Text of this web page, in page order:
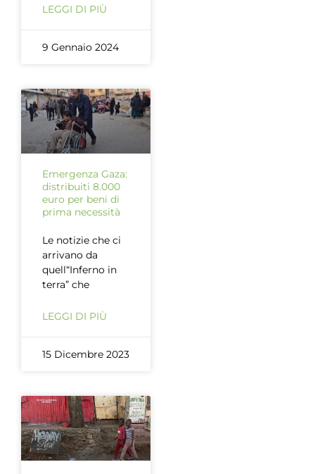
LEGGI DI PIÙ
9 Gennaio 2024
Emergenza Gaza:
distribuiti 8.000
euro per beni di
prima necessità
Le notizie che ci
arrivano da
quell“Inferno in
terra” che
LEGGI DI PIÙ
15 Dicembre 2023